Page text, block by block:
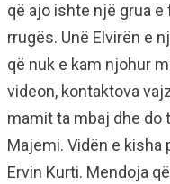
që ajo ishte një grua
rrugës. Unë Elvirën e
që nuk e kam njohur
videon, kontaktova
mamit ta mbaj dhe do
Majemi. Vidën e kisha
Ervin Kurti. Mendoja